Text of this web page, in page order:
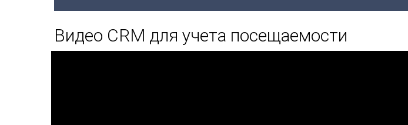
Видео CRM для учета посещаемости